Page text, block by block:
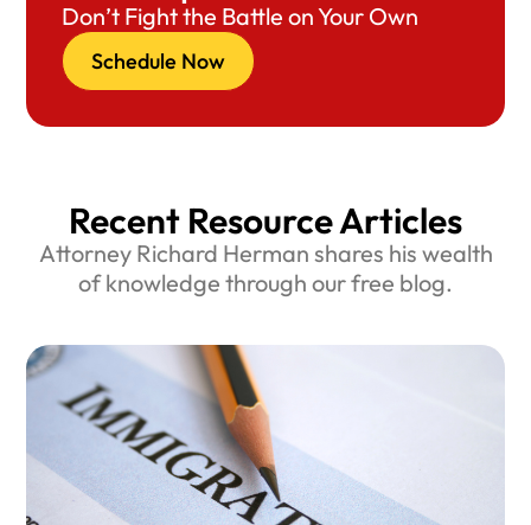
Don’t Fight the Battle on Your Own
Schedule Now
Recent Resource Articles
Attorney Richard Herman shares his wealth
of knowledge through our free blog.